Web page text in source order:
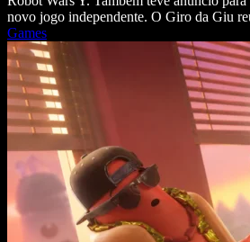
novo jogo independente. O Giro da Giu
Games